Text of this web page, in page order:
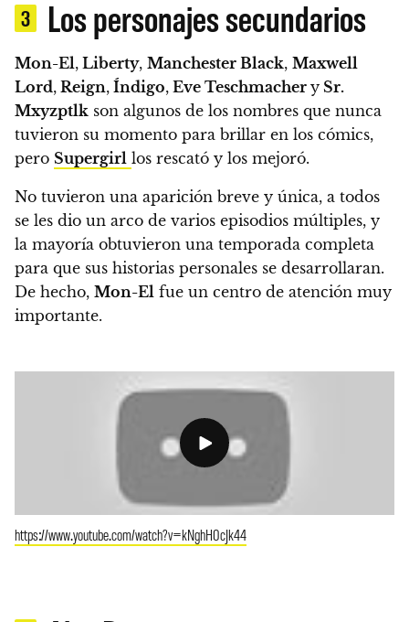
3 Los personajes secundarios
Mon-El, Liberty, Manchester Black, Maxwell
Lord, Reign, Índigo, Eve Teschmacher y Sr.
Mxyzptlk son algunos de los nombres que nunca
tuvieron su momento para brillar en los cómics,
pero Supergirl los rescató y los mejoró.
No tuvieron una aparición breve y única, a todos
se les dio un arco de varios episodios múltiples, y
la mayoría obtuvieron una temporada completa
para que sus historias personales se desarrollaran.
De hecho, Mon-El fue un centro de atención muy
importante.
https://www.youtube.com/watch?v=kNghH0cJk44